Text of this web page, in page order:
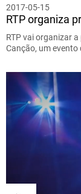
2017-05-15
RTP organiza
RTP vai organizar
Canção, um